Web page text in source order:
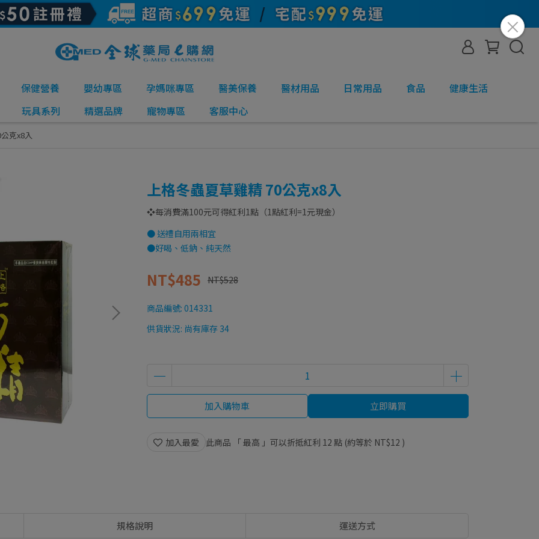
保健營養 嬰幼專區 孕媽咪專區 醫美保養 醫材用品 日常用品 食品
健康生活
玩具系列
精選品牌 寵物專區 客服中心
克x8入
上格冬蟲夏草雞精 70公克x8入
❖每消費滿100元可得紅利1點（1點紅利=1元現金）
● 送禮自用兩相宜
●好喝、低鈉、純天然
NT$485 NT$528
商品編號: 014331
供貨狀況: 尚有庫存 34
加入購物車 立即購買
加入最愛 此商品 「 最高 」可以折抵紅利 12 點 (約等於 NT$12 )
規格說明 運送方式